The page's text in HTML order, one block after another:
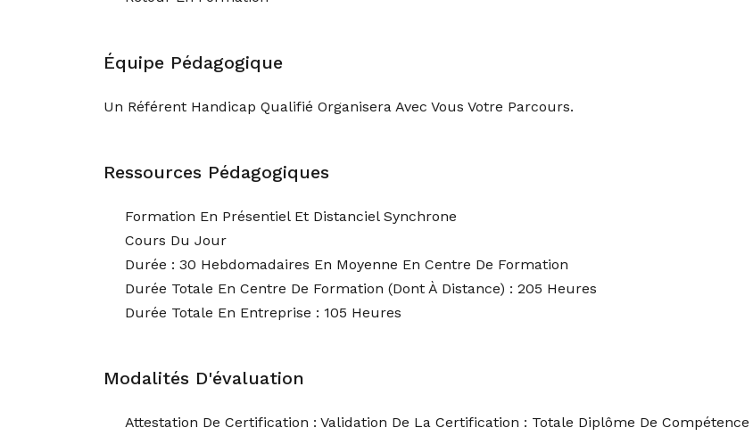
Équipe Pédagogique
Un Référent Handicap Qualifié Organisera Avec Vous Votre Parcours.
Ressources Pédagogiques
Formation En Présentiel Et Distanciel Synchrone
Cours Du Jour
Durée : 30 Hebdomadaires En Moyenne En Centre De Formation
Durée Totale En Centre De Formation (dont À Distance) : 205 Heures
Durée Totale En Entreprise : 105 Heures
Modalités D'évaluation
Attestation De Certification : Validation De La Certification : Totale Diplôme De Compétence